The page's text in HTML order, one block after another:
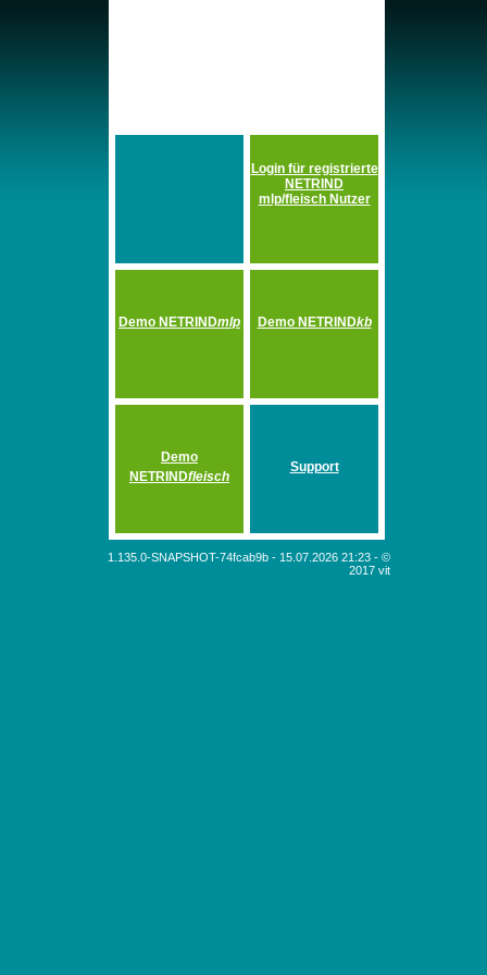
Login für registrierte
NETRIND
mlp/fleisch Nutzer
Demo NETRINDmlp Demo NETRINDkb
Demo
NETRINDfleisch
Support
1.135.0-SNAPSHOT-74fcab9b - 15.07.2026 21:23 - ©
2017 vit